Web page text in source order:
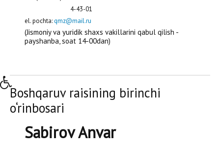
4-43-01
el. pochta:qmz@mail.ru
(Jismoniy va yuridik shaxs vakillarini qabul qilish -
payshanba, soat 14-00dan)
Boshqaruv raisining birinchi
o‘rinbosari
Sabirov Anvar